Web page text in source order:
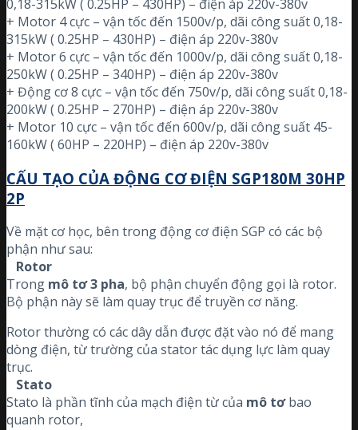
0,18-315kW ( 0.25HP – 430HP) – điện áp 220v-380v
+ Motor 4 cực – vận tốc đến 1500v/p, dãi công suất 0,18-
315kW ( 0.25HP – 430HP) – điện áp 220v-380v
+ Motor 6 cực – vận tốc đến 1000v/p, dãi công suất 0,18-
250kW ( 0.25HP – 340HP) – điện áp 220v-380v
+ Động cơ 8 cực – vận tốc đến 750v/p, dãi công suất 0,18-
200kW ( 0.25HP – 270HP) – điện áp 220v-380v
+ Motor 10 cực – vận tốc đến 600v/p, dãi công suất 45-
160kW ( 60HP – 220HP) – điện áp 220v-380v
CẤU TẠO CỦA ĐỘNG CƠ ĐIỆN SGP180M 30HP
2P
Về mặt cơ học, bên trong động cơ điện SGP có các bộ
phận như sau:
Rotor
Trong mô tơ 3 pha, bộ phận chuyển động gọi là rotor.
Bộ phận này sẽ làm quay trục để truyền cơ năng.
Rotor thường có các dây dẫn được đặt vào nó để mang
dòng điện, từ trường của stator tác dụng lực làm quay
trục.
Stato
Stato là phần tĩnh của mạch điện từ của mô tơbao
quanh rotor,